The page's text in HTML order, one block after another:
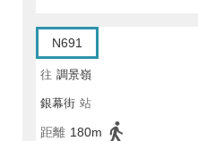
N691
往 調景嶺
銀幕街 站
距離 180m